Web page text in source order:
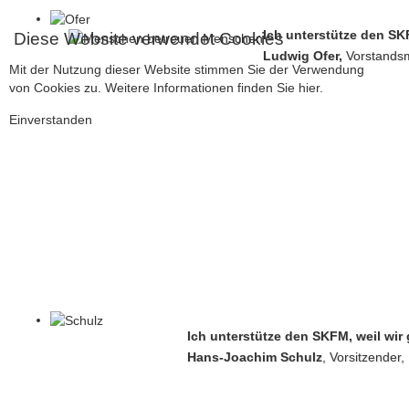
Ich unterstütze den
Ludwig Ofer,
Ich unterstütze den SKFM, weil
Hans-Joachim Schulz ,
Diese Website verwendet Cookies
Mit der Nutzung dieser Website stimmen Sie der Verwendung
von Cookies zu. Weitere Informationen finden Sie hier.
Einverstanden